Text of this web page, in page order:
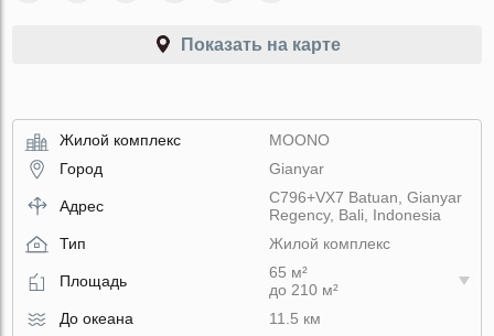
Показать на карте
Жилой комплекс
MOONO
Город
Gianyar
Адрес
C796+VX7 Batuan, Gianyar
Regency, Bali, Indonesia
Тип
Жилой комплекс
Площадь
65 м²
до 210 м²
До океана
11.5 км